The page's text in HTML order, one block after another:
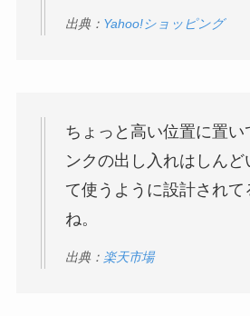
出典： Yahoo!ショッピング
ちょっと高い位置に置い
ンクの出し入れはしんど
て使うように設計されて
ね。
出典： 楽天市場